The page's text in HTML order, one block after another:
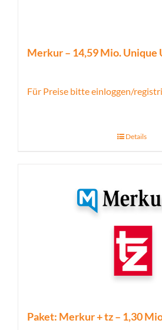
Merkur – 14,59 Mio. Unique
Für Preise bitte einloggen/
Details
Paket: Merkur + tz – 1,30